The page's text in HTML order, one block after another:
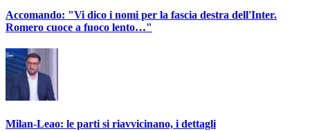
Accomando: "Vi dico i nomi per la fascia destra dell'Inter.
Romero cuoce a fuoco lento…"
Milan-Leao: le parti si riavvicinano, i dettagli